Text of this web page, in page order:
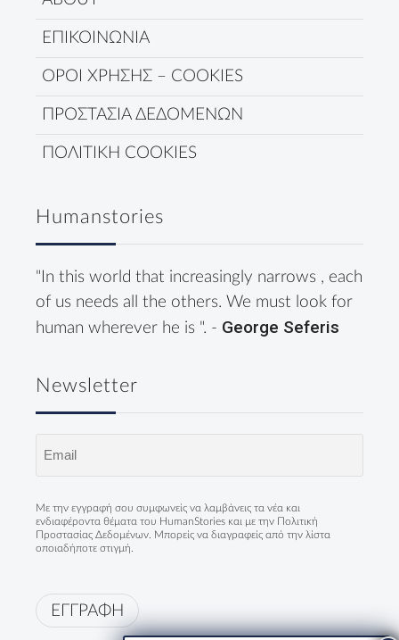
ΕΠΙΚΟΙΝΩΝΙΑ
ΟΡΟΙ ΧΡΗΣΗΣ – COOKIES
ΠΡΟΣΤΑΣΙΑ ΔΕΔΟΜΕΝΩΝ
ΠΟΛΙΤΙΚΗ COOKIES
Humanstories
"In this world that increasingly narrows , each
of us needs all the others. We must look for
human wherever he is ". - George Seferis
Newsletter
Με την εγγραφή σου συμφωνείς να λαμβάνεις τα νέα και
ενδιαφέροντα θέματα του HumanStories και με την Πολιτική
Προστασίας Δεδομένων . Μπορείς να διαγραφείς από την λίστα
οποιαδήποτε στιγμή.
ΕΓΓΡΑΦΗ